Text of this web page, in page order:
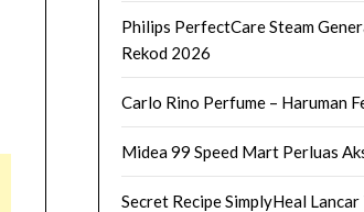
Philips PerfectCare Steam
Rekod 2026
Carlo Rino Perfume – Haruman
Midea 99 Speed Mart Perluas
Secret Recipe SimplyHeal Lancar